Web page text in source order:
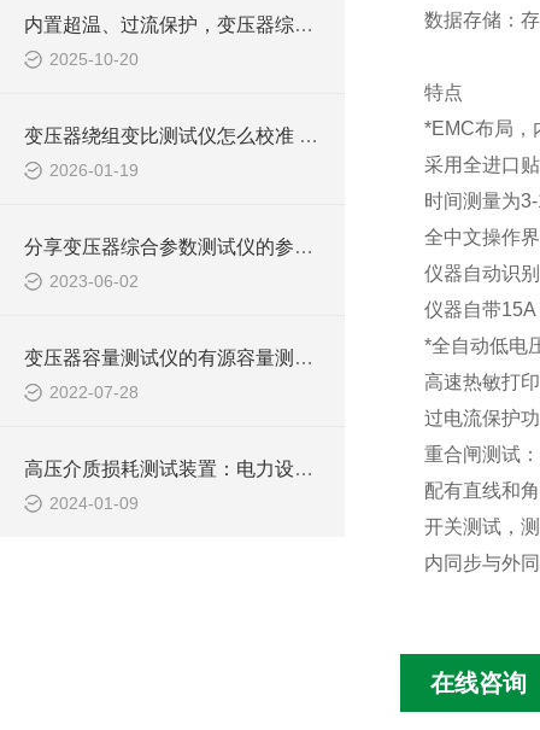
内置超温、过流保护，变压器综合参数测试仪兼顾安全与效率，助力电力现场作业
2025-10-20
变压器绕组变比测试仪怎么校准 实验室与现场校准方法
2026-01-19
分享变压器综合参数测试仪的参数输入技巧
2023-06-02
变压器容量测试仪的有源容量测试方式简介
2022-07-28
高压介质损耗测试装置：电力设备绝缘检测的关键工具
2024-01-09
数据存储：
特点
*EMC布局，
采用全进口
时间测量为
全中文操作
仪器自动识
仪器自带15A
*全自动低电
高速热敏打
过电流保护
重合闸测试
配有直线和
开关测试，
内同步与外
在线咨询